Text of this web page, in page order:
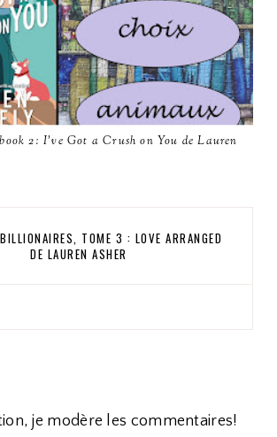
2: I've Got a Crush on You de Lauren
TOME 3 : LOVE ARRANGED
DE LAUREN ASHER
je modère les commentaires!